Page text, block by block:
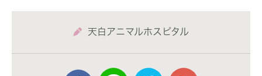
天白アニマルホスピタル